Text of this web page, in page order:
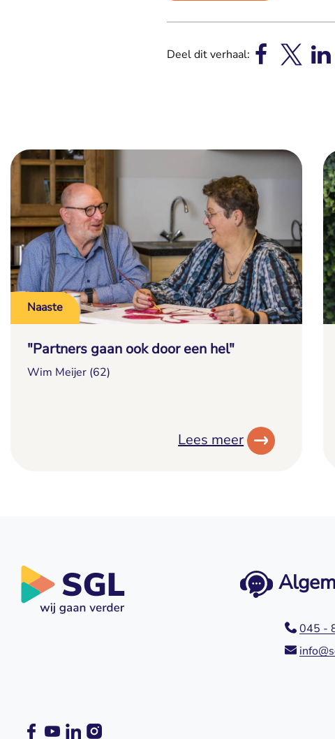
Deel dit verhaal:
Naaste
"Partners gaan ook door een hel"
Wim Meijer (62)
Lees meer
045 -